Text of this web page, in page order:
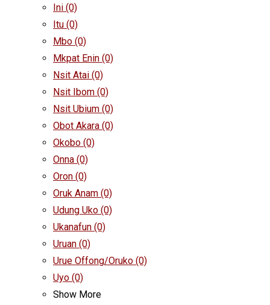
Ini (0)
Itu (0)
Mbo (0)
Mkpat Enin (0)
Nsit Atai (0)
Nsit Ibom (0)
Nsit Ubium (0)
Obot Akara (0)
Okobo (0)
Onna (0)
Oron (0)
Oruk Anam (0)
Udung Uko (0)
Ukanafun (0)
Uruan (0)
Urue Offong/Oruko (0)
Uyo (0)
Show More